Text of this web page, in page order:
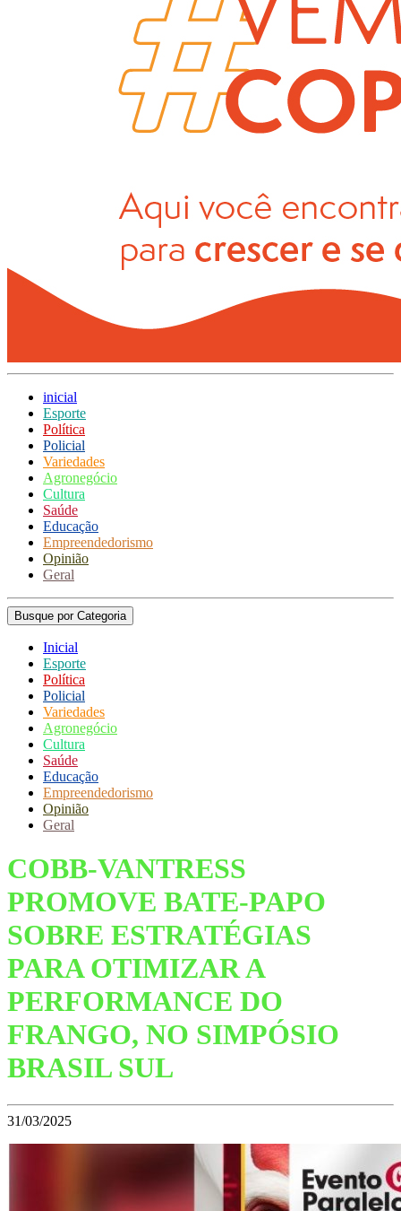
inicial
Esporte
Política
Policial
Variedades
Agronegócio
Cultura
Saúde
Educação
Empreendedorismo
Opinião
Geral
Busque por Categoria
Inicial
Esporte
Política
Policial
Variedades
Agronegócio
Cultura
Saúde
Educação
Empreendedorismo
Opinião
Geral
COBB-VANTRESS
PROMOVE BATE-PAPO
SOBRE ESTRATÉGIAS
PARA OTIMIZAR A
PERFORMANCE DO
FRANGO, NO SIMPÓSIO
BRASIL SUL
31/03/2025